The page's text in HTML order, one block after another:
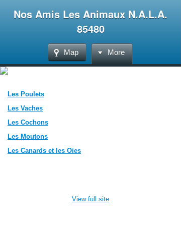
Nos Amis Les Animaux N.A.L.A.
85480
Map More
Les Poulets
Les Vaches
Les Cochons
Les Moutons
Les Canards et les Oies
View full site